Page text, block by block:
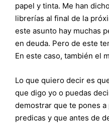
papel y tinta. Me han
librerías al final de la
este asunto hay muchas
en deuda. Pero de este
En este caso, también el
Lo que quiero decir es
que digo yo o puedas
demostrar que te pones
predicas y que antes de